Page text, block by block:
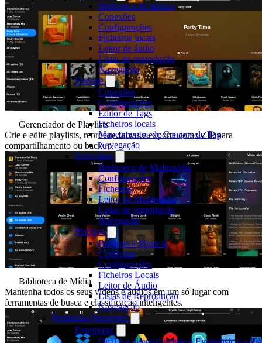
Biblioteca de música
Conexões
Configurações
Ficheiros locais
Leitor de áudio
Listas de reprodução
Navegação
Evertag
Conexões
Configurações
Editor de Tags
Ficheiros locais
Mapeamentos de Campos de Tag
Navegação
Evervideo
Biblioteca de Multimédia
Configurações
Ficheiros
Leitor de Multimédia
Listas de reprodução
Navegação
Flacbox
Biblioteca Musical
Conexões
Configurações
Ficheiros Locais
Leitor de Áudio
Listas de Reprodução
Navegação
Perguntas frequentes
Evermusic
Gerenciador de Playlists
Crie e edite playlists, reordene faixas e exporte como ZIP para
compartilhamento ou backup.
Biblioteca de Mídia
Mantenha todos os seus vídeos e áudios em um só lugar com
ferramentas de busca e classificação inteligentes.